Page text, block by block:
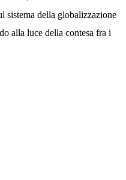
sistema della globalizzazione
alla luce della contesa fra i